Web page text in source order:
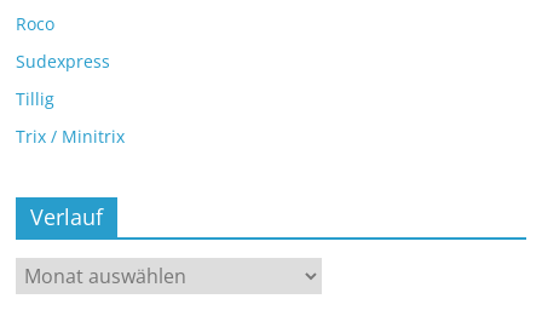
Roco
Sudexpress
Tillig
Trix / Minitrix
Verlauf